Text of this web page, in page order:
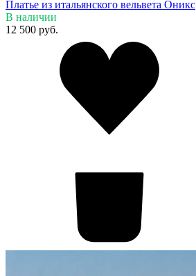
Платье из итальянского вельвета Оникс
В наличии
12 500 руб.